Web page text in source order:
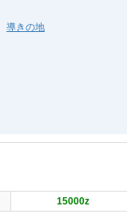
導きの地
15000z